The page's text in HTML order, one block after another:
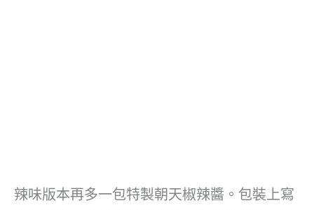
辣味版本再多一包特製朝天椒辣醬。包裝上寫